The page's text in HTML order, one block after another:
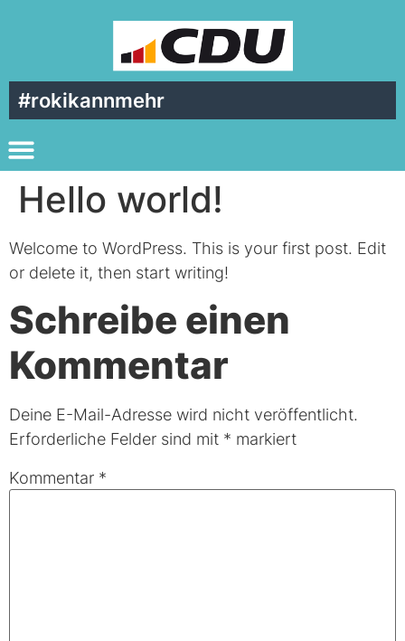
#rokikannmehr
Hello world!
Welcome to WordPress. This is your first post. Edit
or delete it, then start writing!
Schreibe einen
Kommentar
Deine E-Mail-Adresse wird nicht veröffentlicht.
Erforderliche Felder sind mit * markiert
Kommentar *